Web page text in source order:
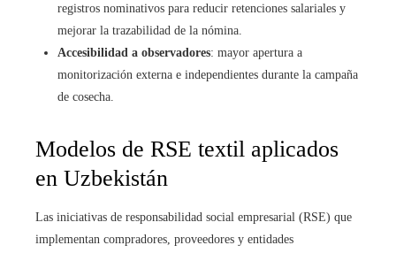
registros nominativos para reducir retenciones salariales y
mejorar la trazabilidad de la nómina.
Accesibilidad a observadores: mayor apertura a
monitorización externa e independientes durante la campaña
de cosecha.
Modelos de RSE textil aplicados
en Uzbekistán
Las iniciativas de responsabilidad social empresarial (RSE) que
implementan compradores, proveedores y entidades